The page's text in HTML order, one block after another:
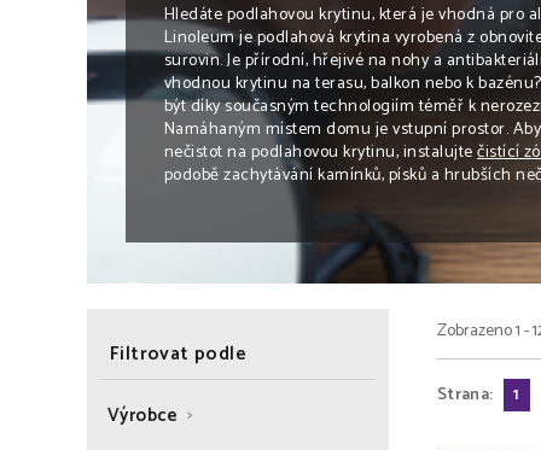
Hledáte podlahovou krytinu, která je vhodná pro
Linoleum je podlahová krytina vyrobená z
surovin. Je přírodní, hřejivé na nohy a
vhodnou krytinu na terasu, balkon nebo k
být díky současným technologiím téměř k
Namáhaným místem domu je vstupní prostor.
nečistot na podlahovou krytinu, instalujtečistící
podobě zachytávání kamínků, písků a hrubších
Filtrovat podle
Výrobce
Zobrazeno 1 -
Strana: 1